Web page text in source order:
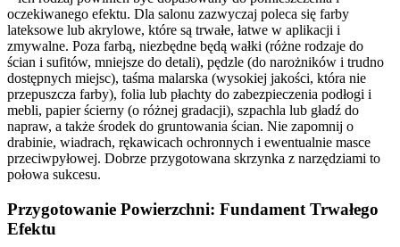
oczekiwanego efektu. Dla salonu zazwyczaj poleca się farby
lateksowe lub akrylowe, które są trwałe, łatwe w aplikacji i
zmywalne. Poza farbą, niezbędne będą wałki (różne rodzaje do
ścian i sufitów, mniejsze do detali), pędzle (do narożników i trudno
dostępnych miejsc), taśma malarska (wysokiej jakości, która nie
przepuszcza farby), folia lub płachty do zabezpieczenia podłogi i
mebli, papier ścierny (o różnej gradacji), szpachla lub gładź do
napraw, a także środek do gruntowania ścian. Nie zapomnij o
drabinie, wiadrach, rękawicach ochronnych i ewentualnie masce
przeciwpyłowej. Dobrze przygotowana skrzynka z narzędziami to
połowa sukcesu.
Przygotowanie Powierzchni: Fundament Trwałego
Efektu